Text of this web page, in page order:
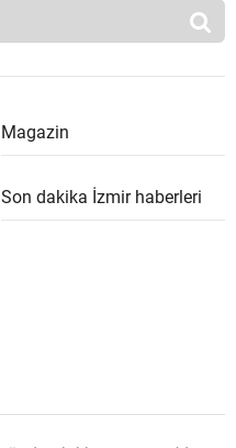
Magazin
Son dakika İzmir haberleri